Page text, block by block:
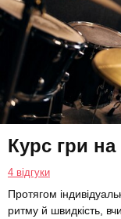
Курс гри
4 відгуки
Протягом
ритму й швидкість,